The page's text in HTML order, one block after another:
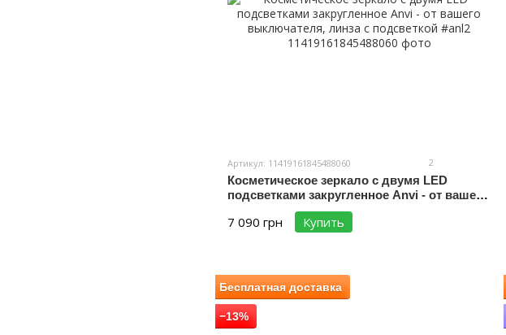
Артикул: 11419161845488060 2
Косметическое зеркало с двумя LED
подсветками закругленное Anvi - от вашего
выключателя, линза с подсветкой #anl2
7 090 грн Купить
Бесплатная доставка
−13%